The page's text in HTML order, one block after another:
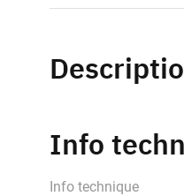
Info
Info technique